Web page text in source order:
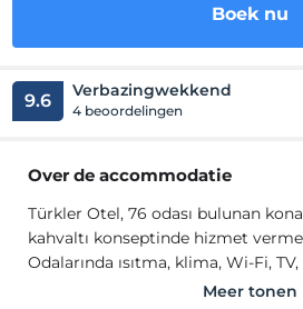
Boek nu
9.6 Verbazingwekkend
4 beoordelingen
Over de accommodatie
Türkler Otel, 76 odası bulunan
kahvaltı konseptinde hizmet
Odalarında ısıtma, klima, Wi-Fi,
duş, havlu seti, elektirikli suMeer tonen